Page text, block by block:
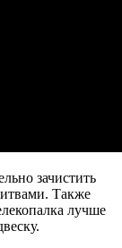
зачистить
Также
лучше